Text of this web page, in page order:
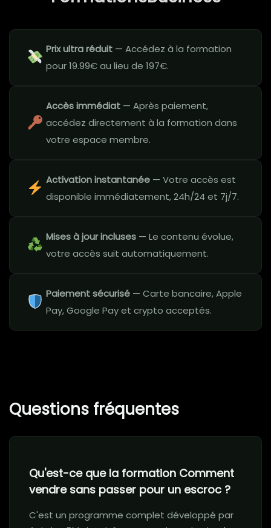
Prix ultra réduit — Accédez à la formation
pour 19.99€ au lieu de 197€.
Accès immédiat — Après paiement,
accédez directement à la formation dans
votre espace membre.
Activation instantanée — Votre accès est
disponible immédiatement, 24h/24 et 7j/7.
Mises à jour incluses — Le contenu évolue,
votre accès suit automatiquement.
Paiement sécurisé — Carte bancaire, Apple
Pay, Google Pay et crypto acceptés.
Questions fréquentes
Qu'est-ce que la formation Comment
vendre sans passer pour un escroc ?
C'est un programme complet développé par